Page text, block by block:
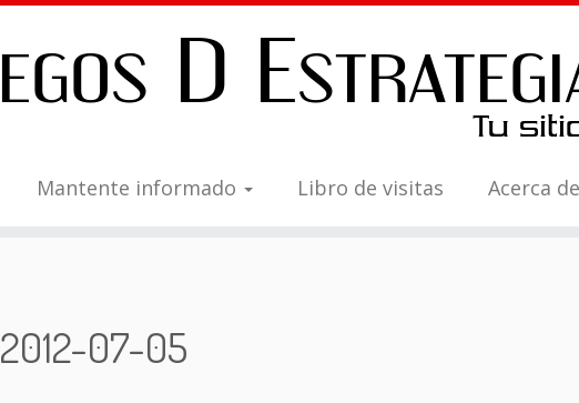
Mantente informado Libro de visitas Acerca
2012-07-05